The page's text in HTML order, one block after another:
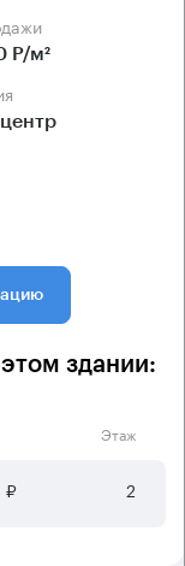
Р/м²
здании:
Этаж
₽ 2